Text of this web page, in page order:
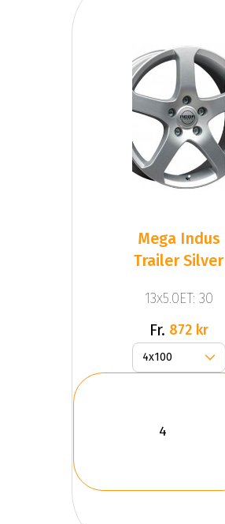
Mega Indus
Trailer Silver
13x5.0ET: 30
Fr. 872 kr